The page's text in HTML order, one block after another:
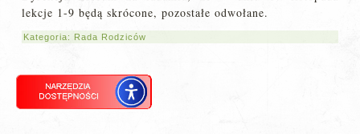
lekcje 1-9 będą skrócone, pozostałe odwołane.
Kategoria: Rada Rodziców